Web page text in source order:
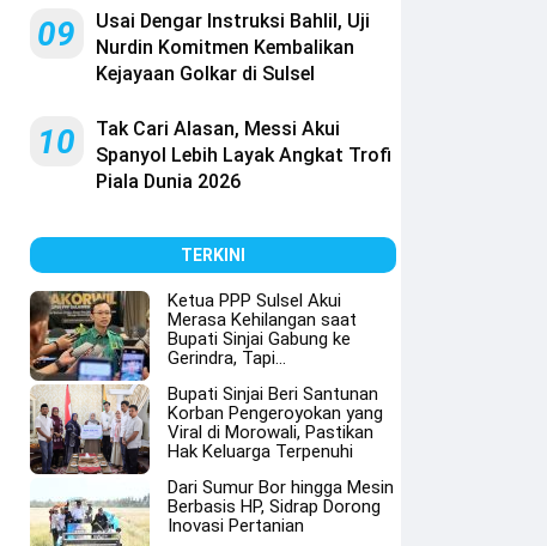
09
Usai Dengar Instruksi Bahlil, Uji
Nurdin Komitmen Kembalikan
Kejayaan Golkar di Sulsel
10
Tak Cari Alasan, Messi Akui
Spanyol Lebih Layak Angkat Trofi
Piala Dunia 2026
TERKINI
Ketua PPP Sulsel Akui
Merasa Kehilangan saat
Bupati Sinjai Gabung ke
Gerindra, Tapi…
Bupati Sinjai Beri Santunan
Korban Pengeroyokan yang
Viral di Morowali, Pastikan
Hak Keluarga Terpenuhi
Dari Sumur Bor hingga Mesin
Berbasis HP, Sidrap Dorong
Inovasi Pertanian